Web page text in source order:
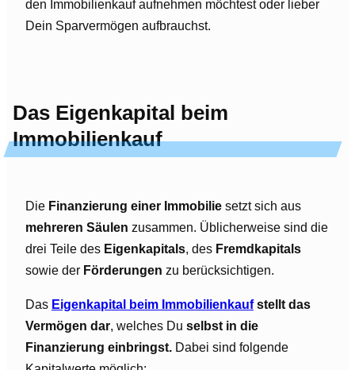
den Immobilienkauf aufnehmen möchtest oder lieber
Dein Sparvermögen aufbrauchst.
Das Eigenkapital beim
Immobilienkauf
Die Finanzierung einer Immobilie setzt sich aus
mehreren Säulen zusammen. Üblicherweise sind die
drei Teile des Eigenkapitals, des Fremdkapitals
sowie der Förderungen zu berücksichtigen.
Das Eigenkapital beim Immobilienkaufstellt das
Vermögen dar, welches Du selbst in die
Finanzierung einbringst. Dabei sind folgende